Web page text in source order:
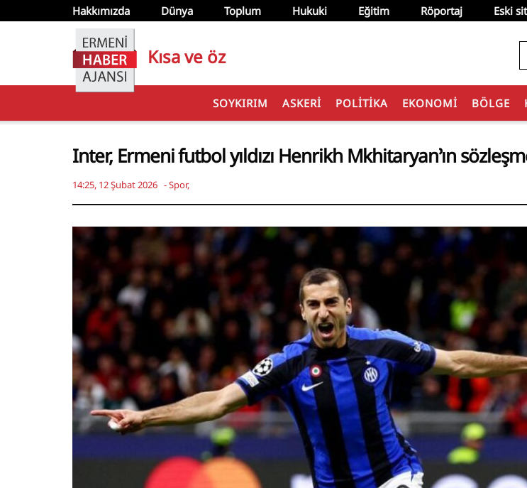
Hakkımızda Dünya Toplum Hukuki Eğitim Röportaj Eski
Kısa ve öz
SOYKIRIM ASKERI POLITIKA EKONOMI BÖLGE
Inter, Ermeni futbol yıldızı Henrikh Mkhitaryan’ın
14:25, 12 Şubat 2026 -Spor,